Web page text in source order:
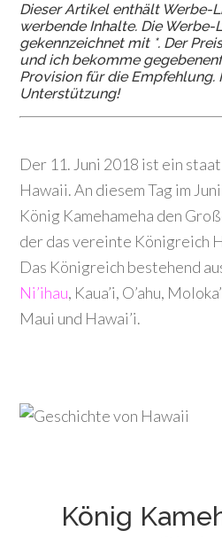
Dieser Artikel enthält Werbe-
werbende Inhalte. Die
gekennzeichnet mit *. Der
und ich bekomme
Provision für die Empfehlung.
Unterstützung!
Der 11. Juni 2018 ist ein
Hawaii. An diesem Tag im
König Kamehameha den
der das vereinte Königreich
Das Königreich bestehend
Ni’ihau, Kaua’i, O’ahu,
Maui und Hawai’i.
König